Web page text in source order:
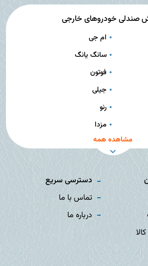
صندلی خودروهای خارجی
ام جی
سانگ یانگ
فوتون
جیلی
رنو
مزدا
مشاهده همه
دسترسی سریع
تماس با ما
درباره ما